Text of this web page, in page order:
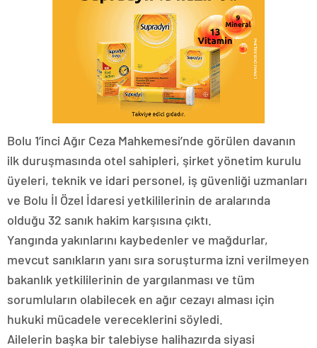
Bolu 1’inci Ağır Ceza Mahkemesi’nde görülen davanın
ilk duruşmasında otel sahipleri, şirket yönetim kurulu
üyeleri, teknik ve idari personel, iş güvenliği uzmanları
ve Bolu İl Özel İdaresi yetkililerinin de aralarında
olduğu 32 sanık hakim karşısına çıktı.
Yangında yakınlarını kaybedenler ve mağdurlar,
mevcut sanıkların yanı sıra soruşturma izni verilmeyen
bakanlık yetkililerinin de yargılanması ve tüm
sorumluların olabilecek en ağır cezayı alması için
hukuki mücadele vereceklerini söyledi.
Ailelerin başka bir talebiyse halihazırda siyasi